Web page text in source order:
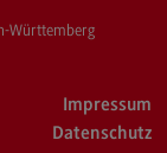
Württemberg
Impressum
Datenschutz